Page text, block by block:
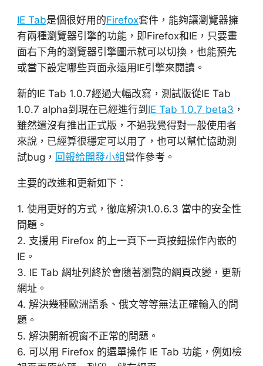
IE Tab是個很好用的Firefox套件，能夠讓瀏覽器擁
有兩種瀏覽器引擎的功能，即Firefox和IE，只要畫
面右下角的瀏覽器引擎圖示就可以切換，也能預先
或當下設定哪些頁面永遠用IE引擎來閱讀。
新的IE Tab 1.0.7經過大幅改寫，測試版從IE Tab
1.0.7 alpha到現在已經進行到 IE Tab 1.0.7 beta3 ，
雖然還沒有推出正式版，不過我覺得對一般使用者
來說，已經算很穩定可以用了，也可以幫忙協助測
試bug， 回報給開發小組 當作參考。
主要的改進和更新如下：
1. 使用更好的方式，徹底解決1.0.6.3 當中的安全性
問題。
2. 支援用 Firefox 的上一頁下一頁按鈕操作內嵌的
IE。
3. IE Tab 網址列終於會隨著瀏覽的網頁改變，更新
網址。
4. 解決幾種歐洲語系、俄文等等無法正確輸入的問
題。
5. 解決開新視窗不正常的問題。
6. 可以用 Firefox 的選單操作 IE Tab 功能，例如檢